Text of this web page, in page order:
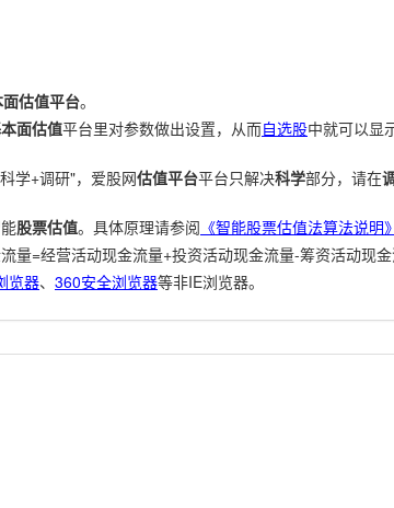
估值平台。
面估值平台里对参数做出设置，从而自选股中就可以显
学+调研"，爱股网估值平台平台只解决科学部分，请在
股票估值。具体原理请参阅 《智能股票估值法算法说明》
量=经营活动现金流量+投资活动现金流量-筹资活动现金
览器、 360安全浏览器等非IE浏览器。